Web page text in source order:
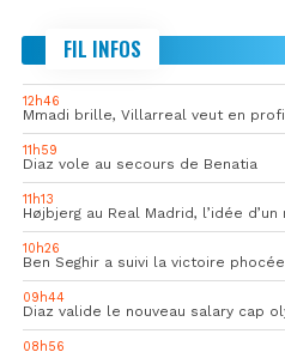
FIL INFOS
12h46
Mmadi brille, Villarreal veut en
11h59
Diaz vole au secours de Benatia
11h13
Højbjerg au Real Madrid, l’idée
10h26
Ben Seghir a suivi la victoire
09h44
Diaz valide le nouveau salary cap
08h56